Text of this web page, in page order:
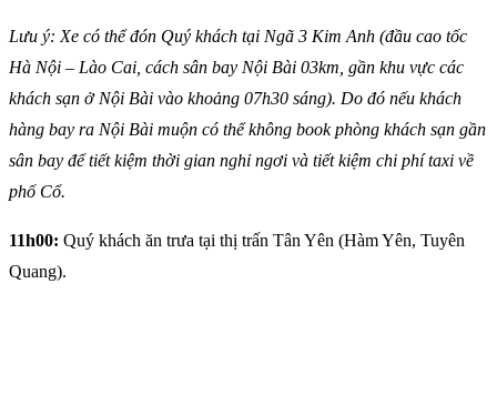
Lưu ý: Xe có thể đón Quý khách tại Ngã 3 Kim Anh (đầu cao tốc
Hà Nội – Lào Cai, cách sân bay Nội Bài 03km, gần khu vực các
khách sạn ở Nội Bài vào khoảng 07h30 sáng). Do đó nếu khách
hàng bay ra Nội Bài muộn có thể không book phòng khách sạn gần
sân bay để tiết kiệm thời gian nghỉ ngơi và tiết kiệm chi phí taxi về
phố Cổ.
11h00: Quý khách ăn trưa tại thị trấn Tân Yên (Hàm Yên, Tuyên
Quang).